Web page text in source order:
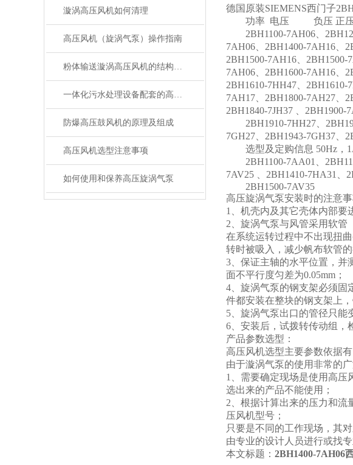
漩涡高压风机如何清理
高压风机（旋涡气泵）操作指南
粉体输送漩涡高压风机的结构特点及原理
一体化污水处理设备配套的高压风机选购指南
防爆高压鼓风机的原理及组成
高压风机选型注意事项
如何使用和保养高压旋涡气泵
德国原装SIEMENS西门子
功率 电压 负压 正压
2BH1100-7AH06、
7AH06、2BH1400-7AH16、
2BH1500-7AH16、2BH1500-
7AH06、2BH1600-7AH16、
2BH1610-7HH47、2BH1610-
7AH17、2BH1800-7AH27、
2BH1840-7JH37 、2BH1900-
2BH1910-7HH27、
7GH27、2BH1943-7GH37、
选型及定购信息 50Hz，
2BH1100-7AA01、
7AV25 、2BH1410-7HA31、
2BH1500-7AV35
高压旋涡气泵安装时的注意事
1、机壳内及其它壳体内部要
2、旋涡气泵与风管采用软管
在系统运转过程中不出现扭
转时被吸入，减少帆布软管的
3、保证主轴的水平位置，并
面不平行度匀差为0.05mm；
4、旋涡气泵的钢支架必须固
件都安装在整块的钢支架上
5、旋涡气泵出口的管径只能
6、安装后，试拨转传动组，
产品参数选型：
高压风机选型主要参数依据
由于漩涡气泵的使用非常的
1、需要确定现场是使用高压
选出来的产品不能使用；
2、根据计算出来的压力和流
压风机型号；
只要是不同的工作现场，其
由专业的设计人员进行或找专
本文标题： 2BH1400-7AH06